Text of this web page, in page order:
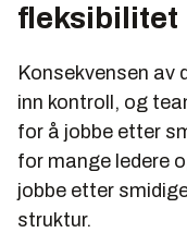
fleksibilitet
Konsekvensen av
inn kontroll, og
for å jobbe etter
for mange ledere
jobbe etter
struktur.